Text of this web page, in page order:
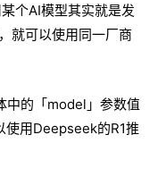
个AI模型其实就是发
就可以使用同一厂商
中的「model」参数值
用Deepseek的R1推